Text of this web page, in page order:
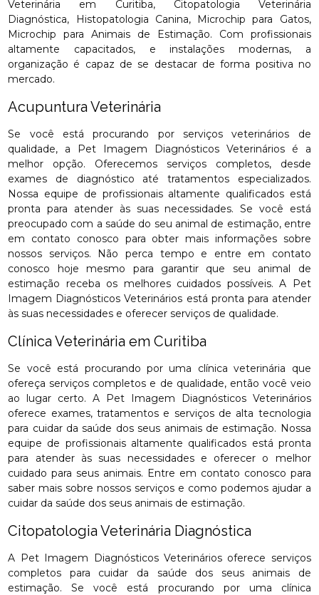
Veterinária em Curitiba, Citopatologia Veterinária
Diagnóstica, Histopatologia Canina, Microchip para Gatos,
Microchip para Animais de Estimação. Com profissionais
altamente capacitados, e instalações modernas, a
organização é capaz de se destacar de forma positiva no
mercado.
Acupuntura Veterinária
Se você está procurando por serviços veterinários de
qualidade, a Pet Imagem Diagnósticos Veterinários é a
melhor opção. Oferecemos serviços completos, desde
exames de diagnóstico até tratamentos especializados.
Nossa equipe de profissionais altamente qualificados está
pronta para atender às suas necessidades. Se você está
preocupado com a saúde do seu animal de estimação, entre
em contato conosco para obter mais informações sobre
nossos serviços. Não perca tempo e entre em contato
conosco hoje mesmo para garantir que seu animal de
estimação receba os melhores cuidados possíveis. A Pet
Imagem Diagnósticos Veterinários está pronta para atender
às suas necessidades e oferecer serviços de qualidade.
Clínica Veterinária em Curitiba
Se você está procurando por uma clínica veterinária que
ofereça serviços completos e de qualidade, então você veio
ao lugar certo. A Pet Imagem Diagnósticos Veterinários
oferece exames, tratamentos e serviços de alta tecnologia
para cuidar da saúde dos seus animais de estimação. Nossa
equipe de profissionais altamente qualificados está pronta
para atender às suas necessidades e oferecer o melhor
cuidado para seus animais. Entre em contato conosco para
saber mais sobre nossos serviços e como podemos ajudar a
cuidar da saúde dos seus animais de estimação.
Citopatologia Veterinária Diagnóstica
A Pet Imagem Diagnósticos Veterinários oferece serviços
completos para cuidar da saúde dos seus animais de
estimação. Se você está procurando por uma clínica